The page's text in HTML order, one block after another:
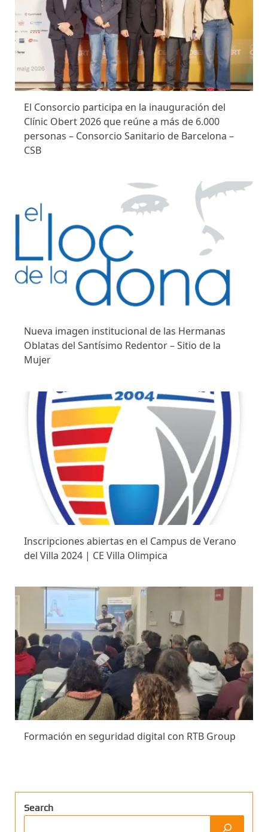
El Consorcio participa en la inauguración del
Clínic Obert 2026 que reúne a más de 6.000
personas – Consorcio Sanitario de Barcelona –
CSB
Nueva imagen institucional de las Hermanas
Oblatas del Santísimo Redentor – Sitio de la
Mujer
Inscripciones abiertas en el Campus de Verano
del Villa 2024 | CE Villa Olimpica
Formación en seguridad digital con RTB Group
Search